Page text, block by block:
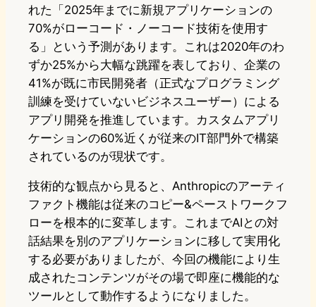
れた「2025年までに新規アプリケーションの
70%がローコード・ノーコード技術を使用す
る」という予測があります。これは2020年のわ
ずか25%から大幅な跳躍を表しており、企業の
41%が既に市民開発者（正式なプログラミング
訓練を受けていないビジネスユーザー）による
アプリ開発を推進しています。カスタムアプリ
ケーションの60%近くが従来のIT部門外で構築
されているのが現状です。
技術的な観点から見ると、Anthropicのアーティ
ファクト機能は従来のコピー&ペーストワークフ
ローを根本的に変革します。これまでAIとの対
話結果を別のアプリケーションに移して実用化
する必要がありましたが、今回の機能により生
成されたコンテンツがその場で即座に機能的な
ツールとして動作するようになりました。